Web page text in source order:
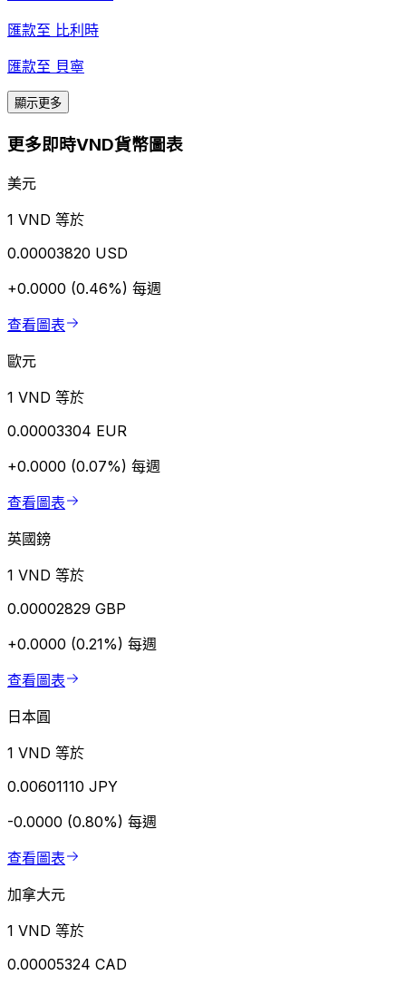
匯款至 比利時
匯款至 貝寧
顯示更多
更多即時VND貨幣圖表
美元
1 VND 等於
0.00003820 USD
+0.0000 (0.46%) 每週
查看圖表
歐元
1 VND 等於
0.00003304 EUR
+0.0000 (0.07%) 每週
查看圖表
英國鎊
1 VND 等於
0.00002829 GBP
+0.0000 (0.21%) 每週
查看圖表
日本圓
1 VND 等於
0.00601110 JPY
-0.0000 (0.80%) 每週
查看圖表
加拿大元
1 VND 等於
0.00005324 CAD